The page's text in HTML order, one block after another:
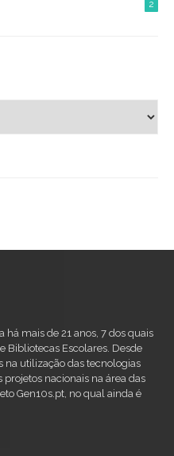
2
há mais de 21 anos, 7 dos quais
Bibliotecas Escolares. Desde
na utilização das tecnologias
nacionais na área das
Gen10s.pt, no qual ainda é